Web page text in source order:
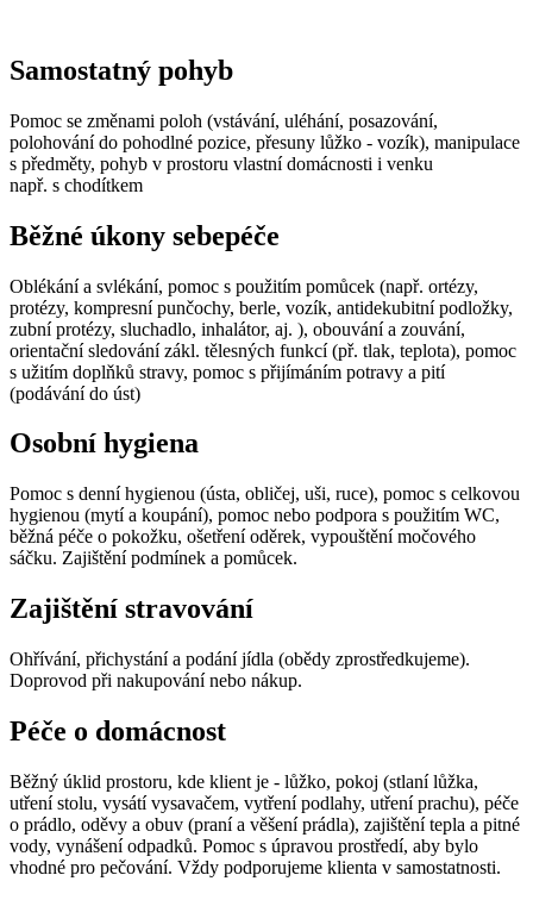
Samostatný pohyb
Pomoc se změnami poloh (vstávání, uléhání, posazování,
polohování do pohodlné pozice, přesuny lůžko - vozík), manipulace
s předměty, pohyb v prostoru vlastní domácnosti i venku
např. s chodítkem
Běžné úkony sebepéče
Oblékání a svlékání, pomoc s použitím pomůcek (např. ortézy,
protézy, kompresní punčochy, berle, vozík, antidekubitní podložky,
zubní protézy, sluchadlo, inhalátor, aj. ), obouvání a zouvání,
orientační sledování zákl. tělesných funkcí (př. tlak, teplota), pomoc
s užitím doplňků stravy, pomoc s přijímáním potravy a pití
(podávání do úst)
Osobní hygiena
Pomoc s denní hygienou (ústa, obličej, uši, ruce), pomoc s celkovou
hygienou (mytí a koupání), pomoc nebo podpora s použitím WC,
běžná péče o pokožku, ošetření oděrek, vypouštění močového
sáčku. Zajištění podmínek a pomůcek.
Zajištění stravování
Ohřívání, přichystání a podání jídla (obědy zprostředkujeme).
Doprovod při nakupování nebo nákup.
Péče o domácnost
Běžný úklid prostoru, kde klient je - lůžko, pokoj (stlaní lůžka,
utření stolu, vysátí vysavačem, vytření podlahy, utření prachu), péče
o prádlo, oděvy a obuv (praní a věšení prádla), zajištění tepla a pitné
vody, vynášení odpadků. Pomoc s úpravou prostředí, aby bylo
vhodné pro pečování. Vždy podporujeme klienta v samostatnosti.